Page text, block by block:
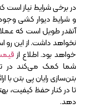
در برخی شرایط نیاز است
و شرایط دیوار کشی وجود
آنقدر طویل است که
نخواهد داشت. از این رو
خواهد بود. اطلاع از
شما کمک می‌کند در
بتن‌سازی رایان پی بتن با
تا در کنار حفظ کیفیت،
دهد.